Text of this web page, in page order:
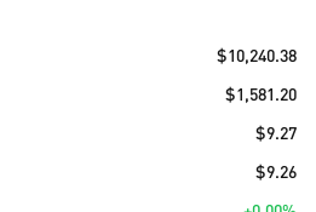
$10,240.38
$1,581.20
$9.27
$9.26